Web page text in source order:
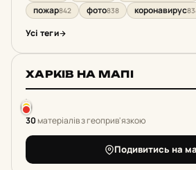
пожар842 фото838 коронавирус
Усі теги
ХАРКІВ НА МАПІ
30матеріалів з геоприв'язкою
Подивитись на